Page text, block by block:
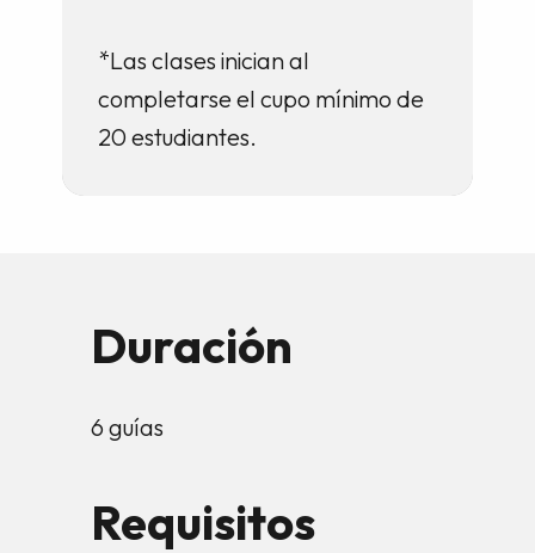
*Las clases inician al
completarse el cupo mínimo de
20 estudiantes.
Duración
6 guías
Requisitos